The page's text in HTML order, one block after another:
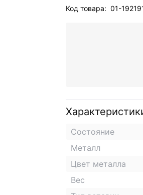
Код товара: 01-
Состояние
Металл
Цвет металла
Вес